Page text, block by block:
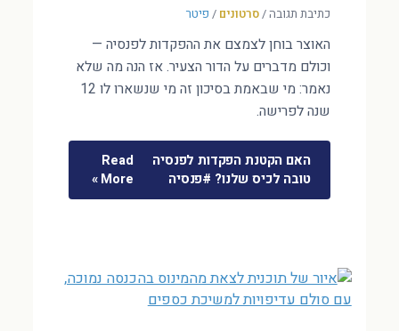
כתיבת תגובה/סרטונים / פיטר
האוצר בוחן לצמצם את ההפקדות לפנסיה —
וכולם מדברים על הדור הצעיר. אז הנה מה שלא
נאמר: מי שבאמת בסיכון זה מי שנשארו לו 12
שנה לפרישה.
האם הקטנת הפקדות לפנסיה
טובה לכיס שלנו? #פנסיה
Read
More »